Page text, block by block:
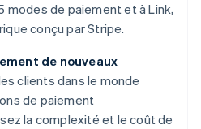
modes de paiement et à Link,
conçu par Stripe.
de nouveaux
clients dans le monde
de paiement
la complexité et le coût de